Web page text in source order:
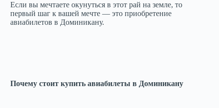
Если вы мечтаете окунуться в этот рай на земле, то
первый шаг к вашей мечте — это приобретение
авиабилетов в Доминикану.
Почему стоит купить авиабилеты в Доминикану